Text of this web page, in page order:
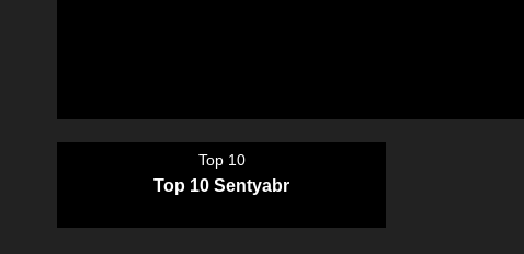
Top 10
Top 10 Sentyabr